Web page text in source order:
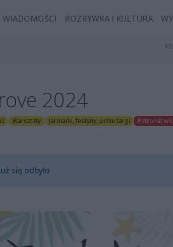
WIADOMOŚCI ROZRYWKA I KULTURA
2024
Warsztaty Jarmarki, festyny, pchle targi Patronat
się odbyło